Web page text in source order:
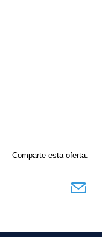
Comparte esta oferta: